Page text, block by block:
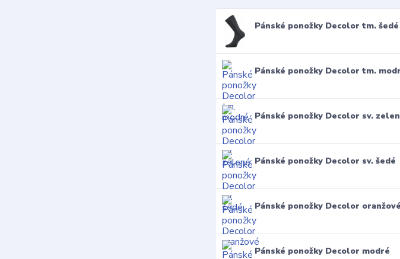
Pánské ponožky Decolor tm. šedé
Pánské ponožky Decolor tm.
Pánské ponožky Decolor sv.
Pánské ponožky Decolor sv. šedé
Pánské ponožky Decolor oranžové
Pánské ponožky Decolor modré